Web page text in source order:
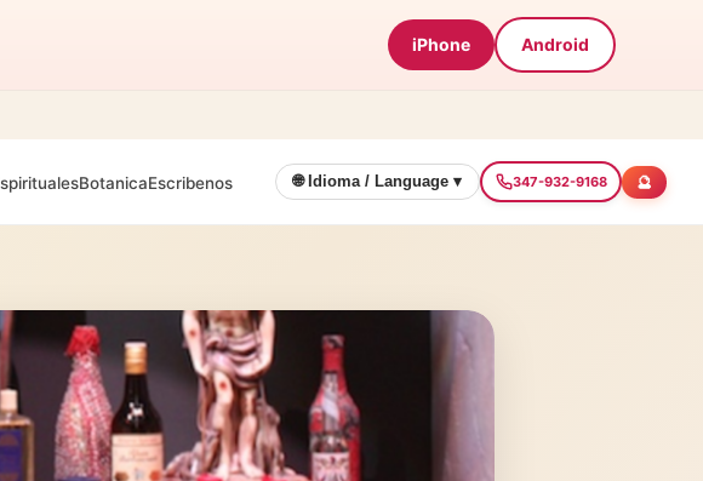
iPhone Android
BotanicaEscribenos 🌐 Idioma / Language ▾ 347-932-9168 🔮